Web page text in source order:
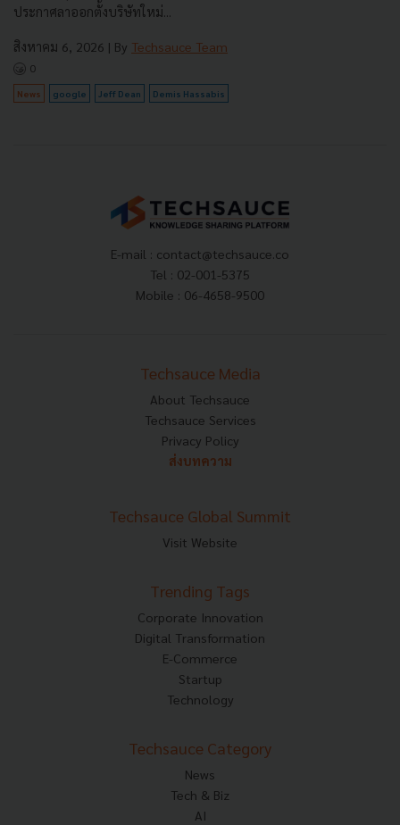
ประกาศลาออกตั้งบริษัทใหม่...
สิงหาคม 6, 2026 | By Techsauce Team
0
News google Jeff Dean Demis Hassabis
E-mail : contact@techsauce.co
Tel : 02-001-5375
Mobile : 06-4658-9500
Techsauce Media
About Techsauce
Techsauce Services
Privacy Policy
ส่งบทความ
Techsauce Global Summit
Visit Website
Trending Tags
Corporate Innovation
Digital Transformation
E-Commerce
Startup
Technology
Techsauce Category
News
Tech & Biz
AI